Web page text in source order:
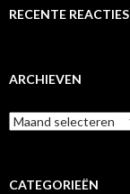
RECENTE REACTIES
ARCHIEVEN
Archieven
CATEGORIEËN